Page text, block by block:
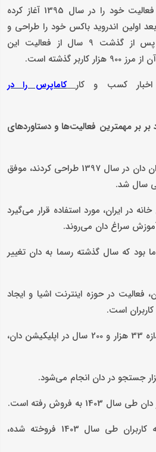
دان به عنوان یک استارتاپ فعالیت خود را در سال 1395 آغاز کرده
اولین اندروید باکس خود را طراحی و
راهی بازار کردند. اکنون و پس از گذشت 9 سال از فعالیت این
گذشته است.
اخبار کسب و کار
کاماپرس را در
بر بر مهمترین فعالیت‌ها و دستاوردهای
* اندروید باکسی که بنیان‌گذاران دان در سال 1397 طراحی کردند، موفق
سال شد.
از 1.5 میلیون خانه در ایران، مورد استفاده قرار می‌گیرد
سراغ دان می‌روند.
بود که سال گذشته رسما به دان تغییر
فعالیت در حوزه اینترنت اشیا و ایجاد
است.
* در سال 1403 کاربران به اندازه 33 هزار و 200 سال در اپلیکیشن دان،
* مدت زمان اشتراکی که به کاربران طی سال 1403 فروخته شده،